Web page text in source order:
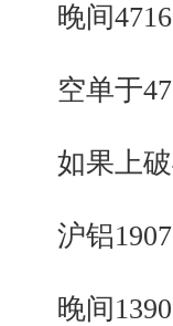
晚间
空单于
如果上破
沪铝1907
晚间